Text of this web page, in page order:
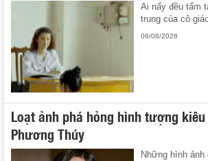
Ai nấy đều tấm
trung của cô
06/08/2026
Loạt ảnh phá hỏng hình tượng
Phương Thúy
Những hình